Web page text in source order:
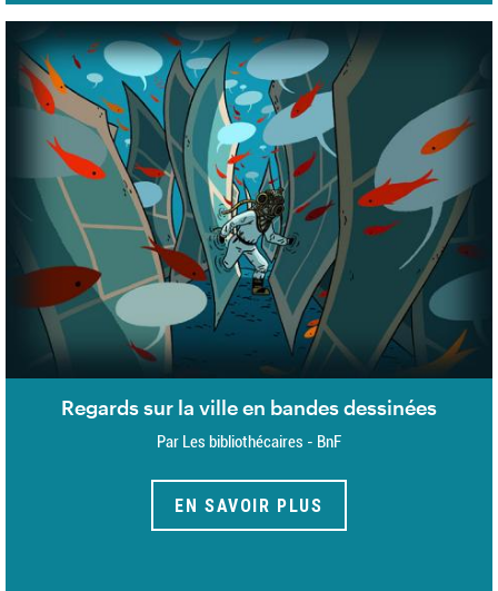
Regards sur la ville en bandes dessinées
Par Les bibliothécaires - BnF
EN SAVOIR PLUS